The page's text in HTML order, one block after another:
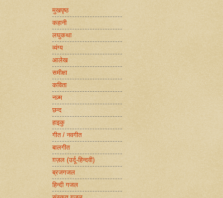
मुखपृष्ठ
कहानी
लघुकथा
व्यंग्य
आलेख
समीक्षा
कविता
नज़्म
छन्द
हाइकु
गीत / नवगीत
बालगीत
ग़ज़ल (उर्दू-हिन्दवी)
ब्रजगजल
हिन्दी गजल